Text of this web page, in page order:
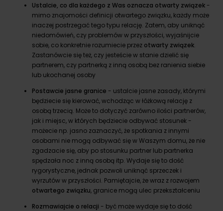
Ustalcie, co dla każdego z Was oznacza otwarty związek -
mimo znajomości definicji otwartego związku, każdy może
inaczej postrzegać tego typu relację. Zatem, aby uniknąć
niedomówień, czy problemów w przyszłości, wyjaśnijcie
sobie, co konkretnie rozumiecie przez otwarty związek.
Zastanówcie się też, czy jesteście w stanie dzielić się
partnerem, czy partnerką z inną osobą bez ranienia siebie
lub ukochanej osoby
Postawcie jasne granice - ustalcie jasne zasady, którymi
będziecie się kierować, wchodząc w łóżkową relację z
osobą trzecią. Może to dotyczyć zarówno ilości partnerów,
jak i miejsc, w których będziecie odbywać stosunek -
możecie np. jasno zaznaczyć, że spotkania z innymi
osobami nie mogą odbywać się w Waszym domu, że nie
zgadzacie się, aby po stosunku partner lub partnerka
spędzała noc z inną osobą itp. Wydaje się to dość
rygorystyczne, jednak pozwoli uniknąć sprzeczek i
wyrzutów w przyszłości. Pamiętajcie, że wraz z rozwojem
otwartego związku, granice mogą ulec przekształceniu
Rozmawiajcie o relacji - być może wydaje się to dość